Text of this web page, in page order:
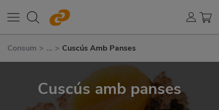
Consum > ... > Cuscús Amb Panses
Cuscús amb panses